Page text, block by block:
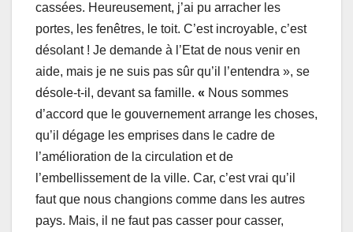
cassées. Heureusement, j’ai pu arracher les
portes, les fenêtres, le toit. C’est incroyable, c’est
désolant ! Je demande à l’Etat de nous venir en
aide, mais je ne suis pas sûr qu’il l’entendra », se
désole-t-il, devant sa famille. « Nous sommes
d’accord que le gouvernement arrange les choses,
qu’il dégage les emprises dans le cadre de
l’amélioration de la circulation et de
l’embellissement de la ville. Car, c’est vrai qu’il
faut que nous changions comme dans les autres
pays. Mais, il ne faut pas casser pour casser,